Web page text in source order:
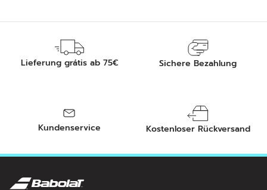
Lieferung grátis ab 75€ Sichere Bezahlung
Kundenservice Kostenloser Rückversand